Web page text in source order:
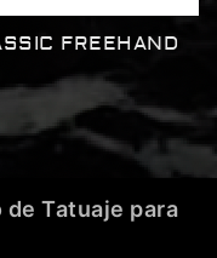
FREEHAND
Tatuaje para